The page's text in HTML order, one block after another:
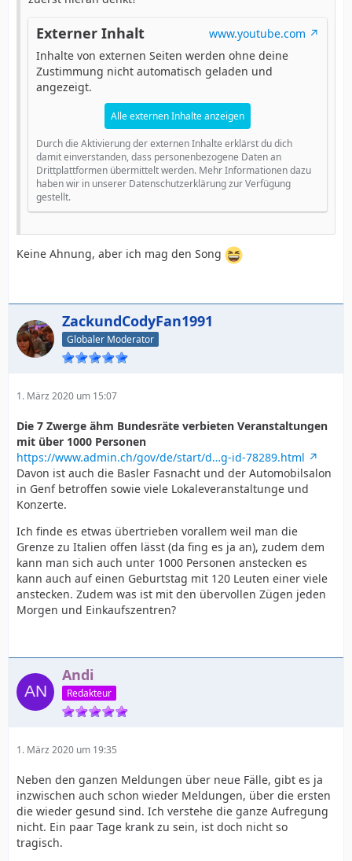
Externer Inhalt
www.youtube.com
Inhalte von externen Seiten werden ohne deine
Zustimmung nicht automatisch geladen und
angezeigt.
Alle externen Inhalte anzeigen
Durch die Aktivierung der externen Inhalte erklärst du dich
damit einverstanden, dass personenbezogene Daten an
Drittplattformen übermittelt werden. Mehr Informationen dazu
haben wir in unserer Datenschutzerklärung zur Verfügung
gestellt.
Keine Ahnung, aber ich mag den Song
ZackundCodyFan1991
Globaler Moderator
1. März 2020 um 15:07
Die 7 Zwerge ähm Bundesräte verbieten Veranstaltungen
mit über 1000 Personen
https://www.admin.ch/gov/de/start/d…g-id-78289.html
Davon ist auch die Basler Fasnacht und der Automobilsalon
in Genf betroffen sowie viele Lokaleveranstaltunge und
Konzerte.
Ich finde es etwas übertrieben vorallem weil man die
Grenze zu Italien offen lässt (da fing es ja an), zudem dem
kann man sich auch unter 1000 Personen anstecken es
kann auch auf einen Geburtstag mit 120 Leuten einer viele
anstecken. Zudem was ist mit den übervollen Zügen jeden
Morgen und Einkaufszentren?
Andi
Redakteur
1. März 2020 um 19:35
Neben den ganzen Meldungen über neue Fälle, gibt es ja
inzwischen auch schon wieder Meldungen, über die ersten
die wieder gesund sind. Ich verstehe die ganze Aufregung
nicht. Ein paar Tage krank zu sein, ist doch nicht so
tragisch.